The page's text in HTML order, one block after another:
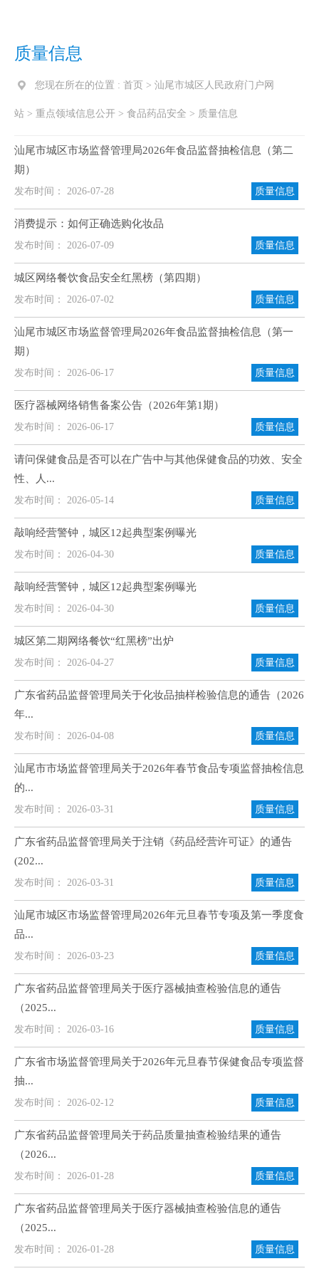
质量信息
您现在所在的位置 : 首页 > 汕尾市城区人民政府门户网
站 > 重点领域信息公开 > 食品药品安全 > 质量信息
汕尾市城区市场监督管理局2026年食品监督抽检信息（第二
期）
发布时间： 2026-07-28 质量信息
消费提示：如何正确选购化妆品
发布时间： 2026-07-09 质量信息
城区网络餐饮食品安全红黑榜（第四期）
发布时间： 2026-07-02 质量信息
汕尾市城区市场监督管理局2026年食品监督抽检信息（第一
期）
发布时间： 2026-06-17 质量信息
医疗器械网络销售备案公告（2026年第1期）
发布时间： 2026-06-17 质量信息
请问保健食品是否可以在广告中与其他保健食品的功效、安全
性、人...
发布时间： 2026-05-14 质量信息
敲响经营警钟，城区12起典型案例曝光
发布时间： 2026-04-30 质量信息
敲响经营警钟，城区12起典型案例曝光
发布时间： 2026-04-30 质量信息
城区第二期网络餐饮“红黑榜”出炉
发布时间： 2026-04-27 质量信息
广东省药品监督管理局关于化妆品抽样检验信息的通告（2026
年...
发布时间： 2026-04-08 质量信息
汕尾市市场监督管理局关于2026年春节食品专项监督抽检信息
的...
发布时间： 2026-03-31 质量信息
广东省药品监督管理局关于注销《药品经营许可证》的通告
(202...
发布时间： 2026-03-31 质量信息
汕尾市城区市场监督管理局2026年元旦春节专项及第一季度食
品...
发布时间： 2026-03-23 质量信息
广东省药品监督管理局关于医疗器械抽查检验信息的通告
（2025...
发布时间： 2026-03-16 质量信息
广东省市场监督管理局关于2026年元旦春节保健食品专项监督
抽...
发布时间： 2026-02-12 质量信息
广东省药品监督管理局关于药品质量抽查检验结果的通告
（2026...
发布时间： 2026-01-28 质量信息
广东省药品监督管理局关于医疗器械抽查检验信息的通告
（2025...
发布时间： 2026-01-28 质量信息